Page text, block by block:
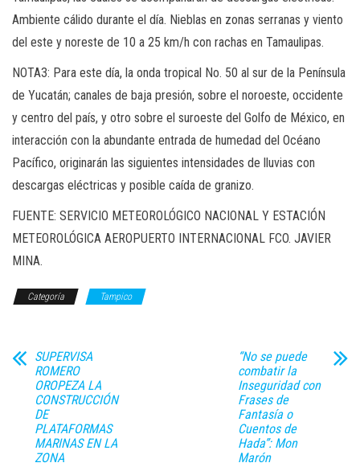
Ambiente cálido durante el día. Nieblas en zonas serranas y viento
del este y noreste de 10 a 25 km/h con rachas en Tamaulipas.
NOTA3: Para este día, la onda tropical No. 50 al sur de la Península
de Yucatán; canales de baja presión, sobre el noroeste, occidente
y centro del país, y otro sobre el suroeste del Golfo de México, en
interacción con la abundante entrada de humedad del Océano
Pacífico, originarán las siguientes intensidades de lluvias con
descargas eléctricas y posible caída de granizo.
FUENTE: SERVICIO METEOROLÓGICO NACIONAL Y ESTACIÓN
METEOROLÓGICA AEROPUERTO INTERNACIONAL FCO. JAVIER
MINA.
Categoría Tampico
SUPERVISA
ROMERO
OROPEZA LA
CONSTRUCCIÓN
DE
PLATAFORMAS
MARINAS EN LA
ZONA
“No se puede
combatir la
Inseguridad con
Frases de
Fantasía o
Cuentos de
Hada”: Mon
Marón